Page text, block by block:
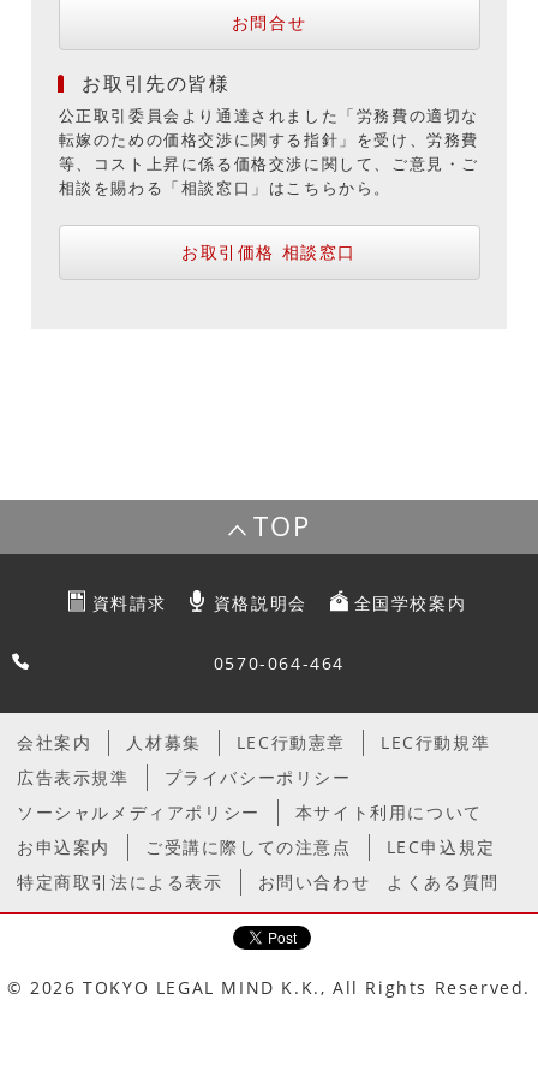
お問合せ
お取引先の皆様
公正取引委員会より通達されました「労務費の適切な
転嫁のための価格交渉に関する指針」を受け、労務費
等、コスト上昇に係る価格交渉に関して、ご意見・ご
相談を賜わる「相談窓口」はこちらから。
お取引価格 相談窓口
TOP
資料請求 資格説明会 全国学校案内
0570-064-464
会社案内 人材募集 LEC行動憲章
LEC行動規準
広告表示規準
プライバシーポリシー
ソーシャルメディアポリシー
本サイト利用について
お申込案内
ご受講に際しての注意点
LEC申込規定
特定商取引法による表示
お問い合わせ よくある質問
© 2026 TOKYO LEGAL MIND K.K., All Rights Reserved.